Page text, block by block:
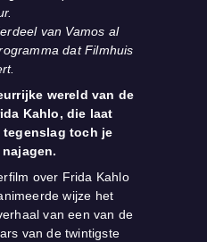
van Vamos al
dat Filmhuis
wereld van de
Kahlo, die laat
tegenslag toch je
over Frida Kahlo
wijze het
van een van de
van de twintigste